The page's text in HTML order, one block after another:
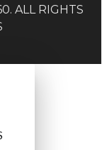
ALL RIGHTS